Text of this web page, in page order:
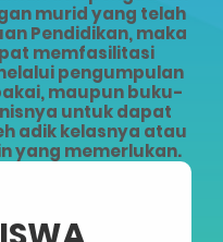
murid yang telah
Pendidikan, maka
memfasilitasi
pengumpulan
maupun buku-
untuk dapat
adik kelasnya atau
yang memerlukan.